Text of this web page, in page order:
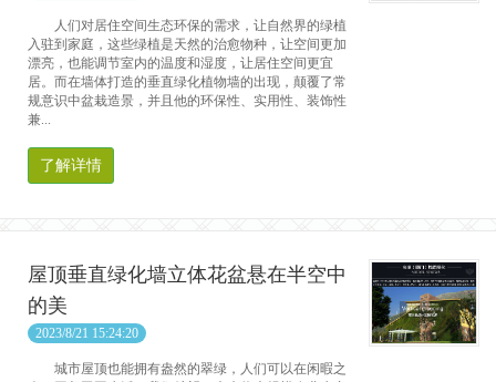
人们对居住空间生态环保的需求，让自然界的绿植
入驻到家庭，这些绿植是天然的治愈物种，让空间更加
漂亮，也能调节室内的温度和湿度，让居住空间更宜
居。而在墙体打造的垂直绿化植物墙的出现，颠覆了常
规意识中盆栽造景，并且他的环保性、实用性、装饰性
兼...
了解详情
屋顶垂直绿化墙立体花盆悬在半空中
的美
2023/8/21 15:24:20
城市屋顶也能拥有盎然的翠绿，人们可以在闲暇之